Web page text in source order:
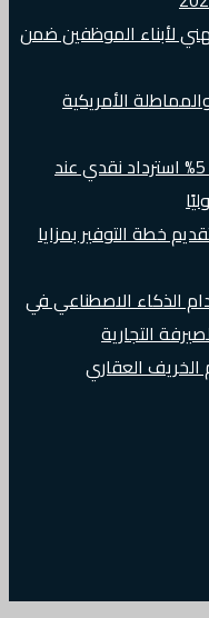
لأبناء الموظفين ضمن
الأمريكية
أكثر من 5000فائز سيحصلون على 5% استرداد نقدي عند
خطة التوفير بمزايا
الذكاء الاصطناعي في
التجارية
الخريف العقاري